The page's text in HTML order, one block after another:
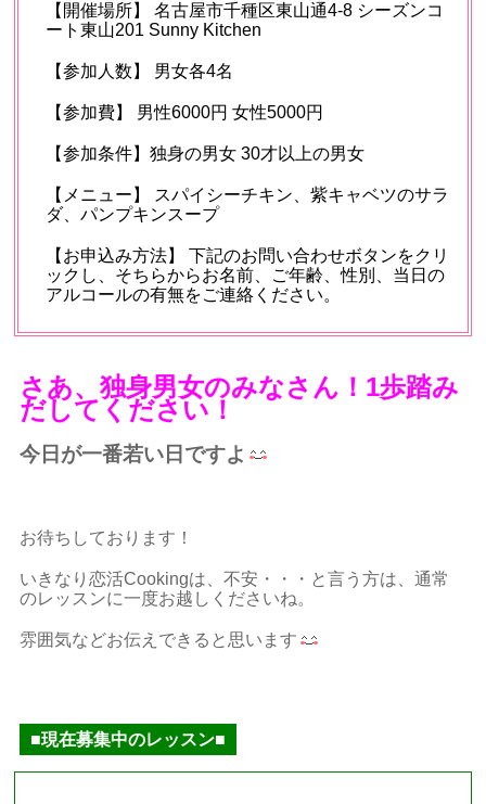
【開催場所】 名古屋市千種区東山通4-8 シーズンコ
ート東山201 Sunny Kitchen
【参加人数】 男女各4名
【参加費】 男性6000円 女性5000円
【参加条件】独身の男女 30才以上の男女
【メニュー】 スパイシーチキン、紫キャベツのサラ
ダ、パンプキンスープ
【お申込み方法】 下記のお問い合わせボタンをクリ
ックし、そちらからお名前、ご年齢、性別、当日の
アルコールの有無をご連絡ください。
さあ、独身男女のみなさん！1歩踏み
だしてください！
今日が一番若い日ですよ
お待ちしております！
いきなり恋活Cookingは、不安・・・と言う方は、通常
のレッスンに一度お越しくださいね。
雰囲気などお伝えできると思います
■現在募集中のレッスン■